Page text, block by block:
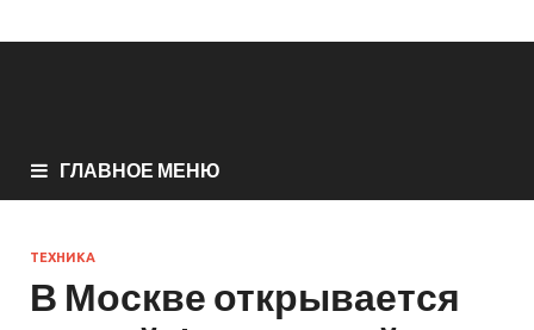
ГЛАВНОЕ МЕНЮ
ТЕХНИКА
В Москве открывается